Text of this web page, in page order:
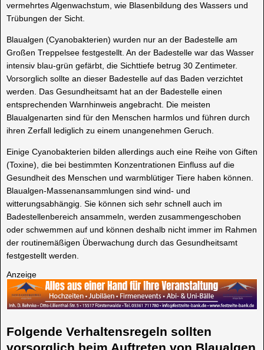
vermehrtes Algenwachstum, wie Blasenbildung des Wassers und
Trübungen der Sicht.
Blaualgen (Cyanobakterien) wurden nur an der Badestelle am
Großen Treppelsee festgestellt. An der Badestelle war das Wasser
intensiv blau-grün gefärbt, die Sichttiefe betrug 30 Zentimeter.
Vorsorglich sollte an dieser Badestelle auf das Baden verzichtet
werden. Das Gesundheitsamt hat an der Badestelle einen
entsprechenden Warnhinweis angebracht. Die meisten
Blaualgenarten sind für den Menschen harmlos und führen durch
ihren Zerfall lediglich zu einem unangenehmen Geruch.
Einige Cyanobakterien bilden allerdings auch eine Reihe von Giften
(Toxine), die bei bestimmten Konzentrationen Einfluss auf die
Gesundheit des Menschen und warmblütiger Tiere haben können.
Blaualgen-Massenansammlungen sind wind- und
witterungsabhängig. Sie können sich sehr schnell auch im
Badestellenbereich ansammeln, werden zusammengeschoben
oder schwemmen auf und können deshalb nicht immer im Rahmen
der routinemäßigen Überwachung durch das Gesundheitsamt
festgestellt werden.
Anzeige
Folgende Verhaltensregeln sollten
beachtet werden: